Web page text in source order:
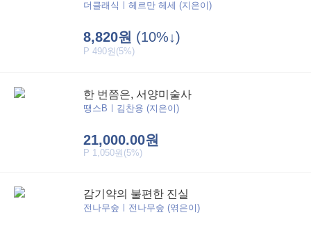
더클래식ㅣ헤르만 헤세 (지은이)
8,820원 (10%↓)
P 490원(5%)
한 번쯤은, 서양미술사
땡스Bㅣ김찬용 (지은이)
21,000.00원
P 1,050원(5%)
감기약의 불편한 진실
전나무숲ㅣ전나무숲 (엮은이)